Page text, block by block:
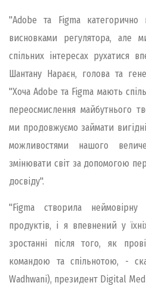
"Adobe та Figma
висновками регулятора,
спільних інтересах рухатися
Шантану Нараєн, голова та
"Хоча Adobe та Figma мають
переосмислення майбутнього
ми продовжуємо займати
можливостями нашого
змінювати світ за допомогою
досвіду".
"Figma створила
продуктів, і я впевнений у
зростанні після того, як
командою та спільнотою, -
Wadhwani), президент Digital